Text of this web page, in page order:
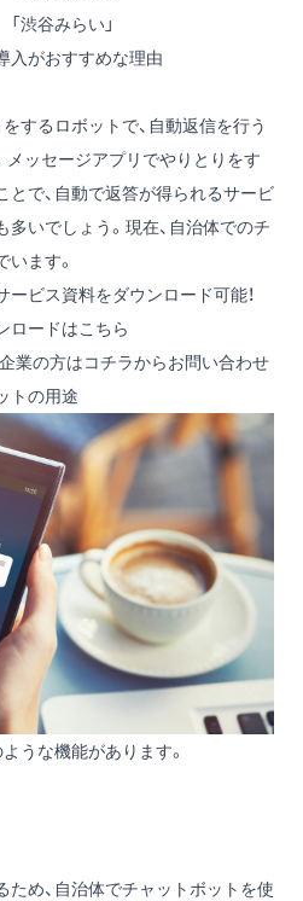
渋谷みらい」
入がおすすめな理由
するロボットで、自動返信を行う
メッセージアプリでやりとりをす
とで、自動で返答が得られるサービ
いでしょう。現在、自治体でのチ
ます。
ビス資料をダウンロード可能！
ロードはこちら
業の方はコチラからお問い合わせ
トの用途
うな機能があります。
め、自治体でチャットボットを使